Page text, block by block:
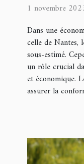
1 novembre
Dans une
celle de Nantes,
sous-estimé.
un rôle crucial
et économique.
assurer la